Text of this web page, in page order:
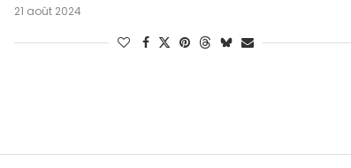
21 août 2024